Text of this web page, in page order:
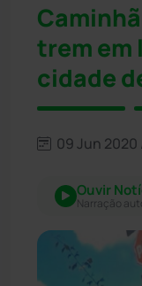
trem em
cidade
09 Jun 2020
Ouvir
Narração